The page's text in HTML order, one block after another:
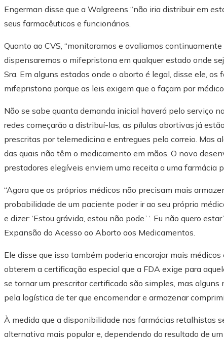
Engerman disse que a Walgreens “não iria distribuir em
seus farmacêuticos e funcionários.
Quanto ao CVS, “monitoramos e avaliamos
dispensaremos o mifepristona em qualquer estado onde
Sra. Em alguns estados onde o aborto é legal, disse ele,
mifepristona porque as leis exigem que o façam por
Não se sabe quanta demanda inicial haverá pelo serviço
redes começarão a distribuí-las, as pílulas abortivas já
prescritas por telemedicina e entregues pelo correio. Mas
das quais não têm o medicamento em mãos. O novo
prestadores elegíveis enviem uma receita a uma farmácia
“Agora que os próprios médicos não precisam mais
probabilidade de um paciente poder ir ao seu próprio
e dizer: ‘Estou grávida, estou não pode.’ ‘. Eu não quero
Expansão do Acesso ao Aborto aos Medicamentos.
Ele disse que isso também poderia encorajar mais
obterem a certificação especial que a FDA exige para
se tornar um prescritor certificado são simples, mas
pela logística de ter que encomendar e armazenar
À medida que a disponibilidade nas farmácias retalhistas
alternativa mais popular e, dependendo do resultado de